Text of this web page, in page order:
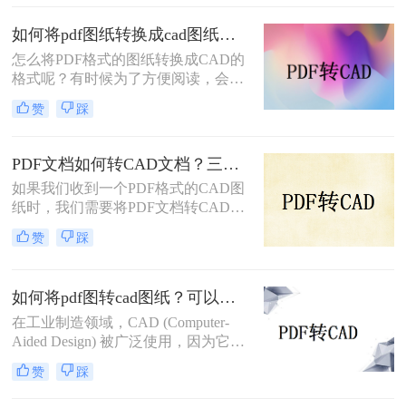
PDF 转换为 CAD 格式的需求非常普
遍，但这一过程可能会面临精度丢
失、图层混乱等问题。那么pdf如何转
换成cad格式呢？本文将详细介绍四种
常见的 PDF 转 CAD 方法，帮助您选
择最适合的解决方案。
如何将pdf图纸转换成cad图纸？试试看这些方法！
怎么将PDF格式的图纸转换成CAD的
格式呢？有时候为了方便阅读，会将
制作好的CAD图纸转成PDF的格式，
一些初入职场还不懂格式转换的朋
有点困难，那么如何将pdf图纸转换成
cad图纸呢？今天就来给大家讲讲pdf
转cad的方法，下次遇到格式转换问题
就不难了。
赞 踩
PDF文档如何转CAD文档？三种方法教你pdf转cad
如果我们收到一个PDF格式的CAD图
纸时，我们需要将PDF文档转CAD文
档时该怎么办呢？别担心。转转大师
可以帮助我们快速完成转换，这样你
吧。
赞 踩
如何将pdf图转cad图纸？可以尝试一下这两种方法
在工业制造领域，CAD (Computer-
Aided Design) 被广泛使用，因为它可
以使制造过程变得更加高效且准确。
但是，有时候您需要处理现有的 PDF
赞 踩